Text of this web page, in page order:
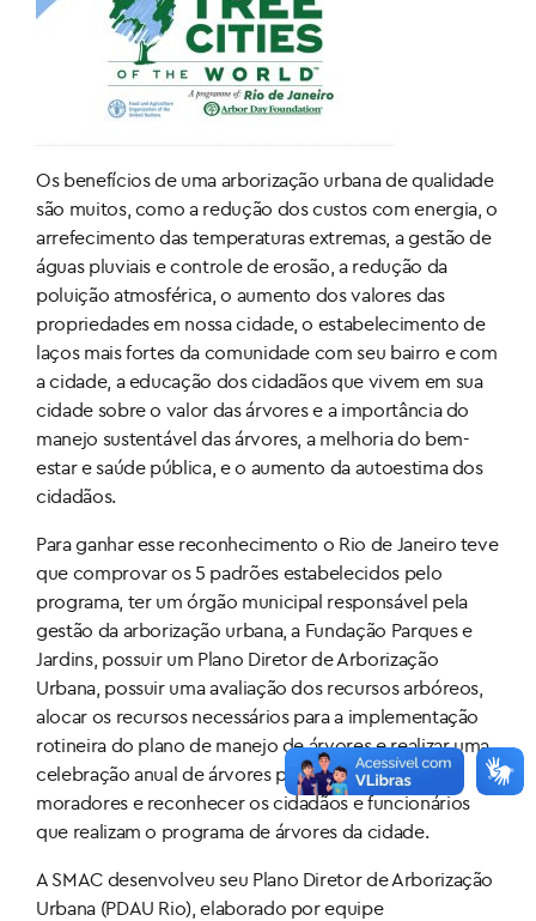
Os benefícios de uma arborização urbana de qualidade
são muitos, como a redução dos custos com energia, o
arrefecimento das temperaturas extremas, a gestão de
águas pluviais e controle de erosão, a redução da
poluição atmosférica, o aumento dos valores das
propriedades em nossa cidade, o estabelecimento de
laços mais fortes da comunidade com seu bairro e com
a cidade, a educação dos cidadãos que vivem em sua
cidade sobre o valor das árvores e a importância do
manejo sustentável das árvores, a melhoria do bem-
estar e saúde pública, e o aumento da autoestima dos
cidadãos.
Para ganhar esse reconhecimento o Rio de Janeiro teve
que comprovar os 5 padrões estabelecidos pelo
programa, ter um órgão municipal responsável pela
gestão da arborização urbana, a Fundação Parques e
Jardins, possuir um Plano Diretor de Arborização
Urbana, possuir uma avaliação dos recursos arbóreos,
alocar os recursos necessários para a implementação
rotineira do plano de manejo de árvores e realizar uma
celebração anual de árvores para conscientizar os
moradores e reconhecer os cidadãos e funcionários
que realizam o programa de árvores da cidade.
A SMAC desenvolveu seu Plano Diretor de Arborização
Urbana (PDAU Rio), elaborado por equipe